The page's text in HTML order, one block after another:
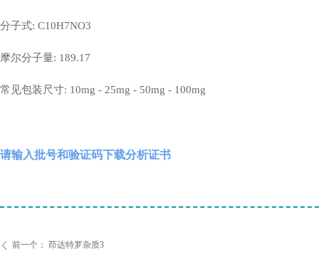
ꄴ 前一个： 茚达特罗杂质3
请输入批号和验证码下载分析证书
分子式: C10H7NO3
摩尔分子量: 189.17
常见包装尺寸: 10mg - 25mg - 50mg - 100mg